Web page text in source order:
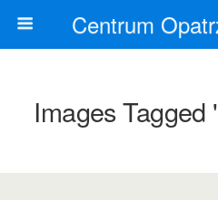
Centrum
Images Tagged